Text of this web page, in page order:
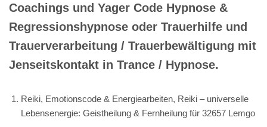
Coachings und Yager Code Hypnose &
Regressionshypnose oder Trauerhilfe und
Trauerverarbeitung / Trauerbewältigung mit
Jenseitskontakt in Trance / Hypnose.
Reiki, Emotionscode & Energiearbeiten, Reiki – universelle
Lebensenergie: Geistheilung & Fernheilung für 32657 Lemgo